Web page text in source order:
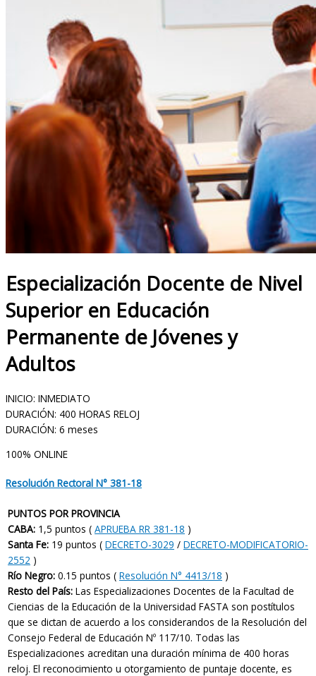
Especialización Docente de Nivel
Superior en Educación
Permanente de Jóvenes y
Adultos
INICIO: INMEDIATO
DURACIÓN: 400 HORAS RELOJ
DURACIÓN: 6 meses
100% ONLINE
Resolución Rectoral N° 381-18
PUNTOS POR PROVINCIA
CABA: 1,5 puntos ( APRUEBA RR 381-18 )
Santa Fe: 19 puntos ( DECRETO-3029 / DECRETO-MODIFICATORIO-
2552 )
Río Negro: 0.15 puntos ( Resolución N° 4413/18 )
Resto del País: Las Especializaciones Docentes de la Facultad de
Ciencias de la Educación de la Universidad FASTA son postítulos
que se dictan de acuerdo a los considerandos de la Resolución del
Consejo Federal de Educación Nº 117/10. Todas las
Especializaciones acreditan una duración mínima de 400 horas
reloj. El reconocimiento u otorgamiento de puntaje docente, es